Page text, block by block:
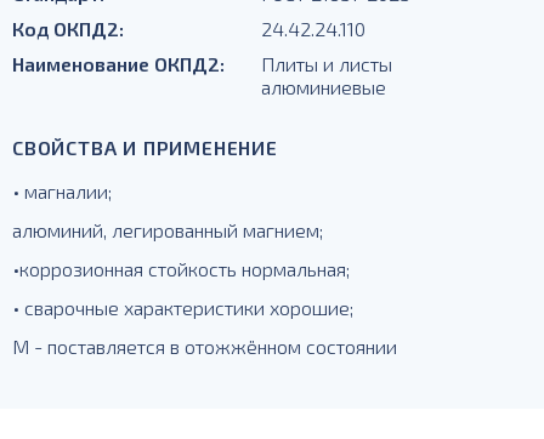
Код ОКПД2:
24.42.24.110
Наименование ОКПД2:
Плиты и листы
алюминиевые
СВОЙСТВА И ПРИМЕНЕНИЕ
• магналии;
алюминий, легированный магнием;
•коррозионная стойкость нормальная;
• сварочные характеристики хорошие;
М - поставляется в отожжённом состоянии